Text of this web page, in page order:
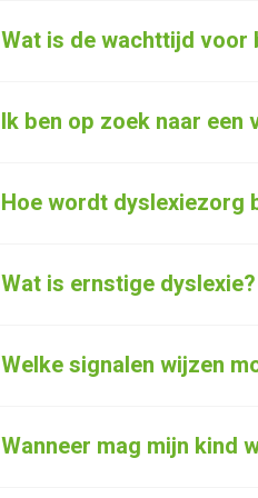
Wat is de wachttijd voor
Ik ben op zoek naar
Hoe wordt dyslexiezorg
Wat is ernstige dyslexie?
Welke signalen wijzen
Wanneer mag mijn kind